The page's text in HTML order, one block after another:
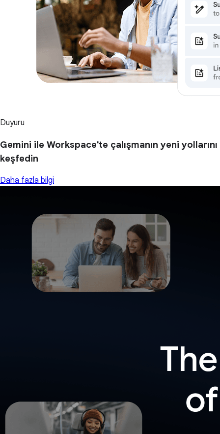
Duyuru
Gemini ile Workspace'te çalışmanın yeni yollarını
keşfedin
Daha fazla bilgi